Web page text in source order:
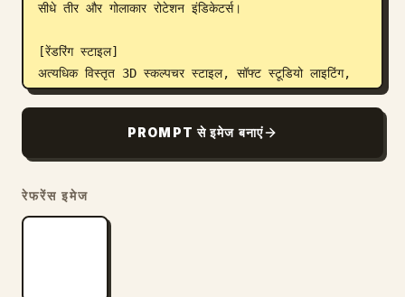
सीधे तीर और गोलाकार रोटेशन इंडिकेटर्स।
[रेंडरिंग स्टाइल]
अत्यधिक विस्तृत 3D स्कल्पचर स्टाइल, सॉफ्ट स्टूडियो लाइटिंग,
सूक्ष्म छाया, एक्रोमैटिक, ग्रेस्केल शेडिंग, क्लीन लाइन आर्ट, गेम
[नेगेटिव]
नहीं, कोई जटिल बैकग्राउंड नहीं।
PROMPT से इमेज बनाएं
रेफरेंस इमेज